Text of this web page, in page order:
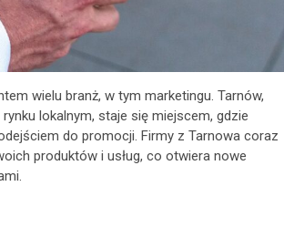
wielu branż, w tym marketingu. Tarnów,
lokalnym, staje się miejscem, gdzie
do promocji. Firmy z Tarnowa coraz
produktów i usług, co otwiera nowe